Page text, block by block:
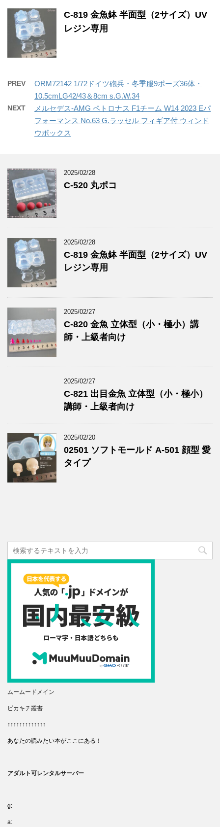
C-819 金魚鉢 半面型（2サイズ）UV
レジン専用
PREV
ORM72142 1/72ドイツ砲兵・冬季服9ポーズ36体・
10.5cmLG42/43＆8cm s.G.W.34
NEXT
メルセデス-AMG ペトロナス F1チーム W14 2023 Eパ
フォーマンス No.63 G.ラッセル フィギア付 ウィンド
ウボックス
2025/02/28
C-520 丸ポコ
2025/02/28
C-819 金魚鉢 半面型（2サイズ）UV
レジン専用
2025/02/27
C-820 金魚 立体型（小・極小）講
師・上級者向け
2025/02/27
C-821 出目金魚 立体型（小・極小）
講師・上級者向け
2025/02/20
02501 ソフトモールド A-501 顔型 愛
タイプ
ムームードメイン
ピカキチ叢書
↑↑↑↑↑↑↑↑↑↑↑↑↑
あなたの読みたい本がここにある！
アダルト可レンタルサーバー
g:
a: